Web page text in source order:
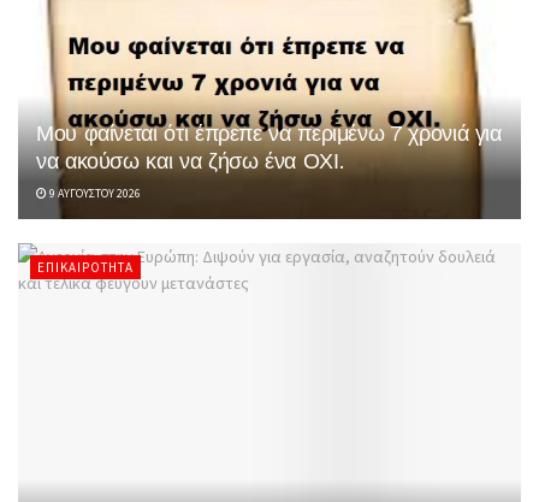
Μου φαίνεται ότι έπρεπε να περιμένω 7 χρονιά για
να ακούσω και να ζήσω ένα ΟΧΙ.
9 ΑΥΓΟΎΣΤΟΥ 2026
ΕΠΙΚΑΙΡΌΤΗΤΑ